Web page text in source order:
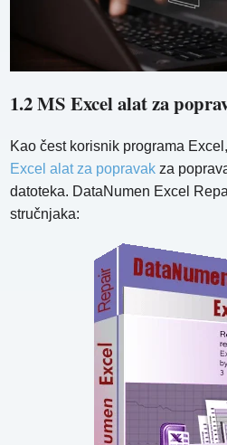
1.2 MS Excel alat za
Kao čest korisnik programa
Excel alat za popravak za
datoteka. DataNumen Excel
stručnjaka: